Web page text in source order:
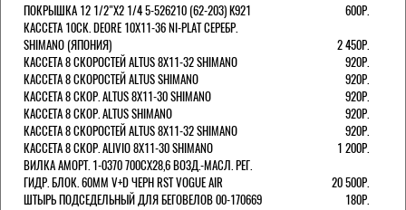
ПОКРЫШКА 12 1/2"Х2 1/4 5-526210 (62-203) K921
600Р.
КАССЕТА 10СК. DEORE 10Х11-36 NI-PLAT СЕРЕБР.
SHIMANO (ЯПОНИЯ)
2 450Р.
КАССЕТА 8 СКОРОСТЕЙ ALTUS 8Х11-32 SHIMANO
920Р.
КАССЕТА 8 СКОРОСТЕЙ ALTUS SHIMANO
920Р.
КАССЕТА 8 СКОР. ALTUS 8Х11-30 SHIMANO
920Р.
КАССЕТА 8 СКОР. ALTUS SHIMANO
920Р.
КАССЕТА 8 СКОРОСТЕЙ ALTUS 8Х11-32 SHIMANO
920Р.
КАССЕТА 8 СКОР. ALIVIO 8Х11-30 SHIMANO
1 200Р.
ВИЛКА АМОРТ. 1-0370 700СХ28,6 ВОЗД.-МАСЛ. РЕГ.
ГИДР. БЛОК. 60ММ V+D ЧЕРН RST VOGUE AIR
20 500Р.
ШТЫРЬ ПОДСЕДЕЛЬНЫЙ ДЛЯ БЕГОВЕЛОВ 00-170669
180Р.